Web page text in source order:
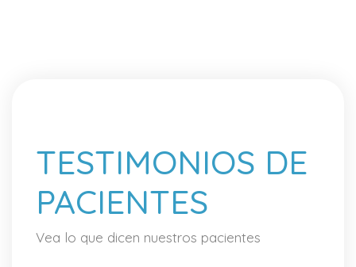
TESTIMONIOS DE
PACIENTES
Vea lo que dicen nuestros pacientes